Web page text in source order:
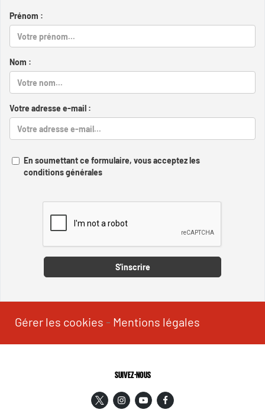
Prénom :
Nom :
Votre adresse e-mail :
En soumettant ce formulaire, vous acceptez les
conditions générales
S'inscrire
Gérer les cookies - Mentions légales
SUIVEZ-NOUS